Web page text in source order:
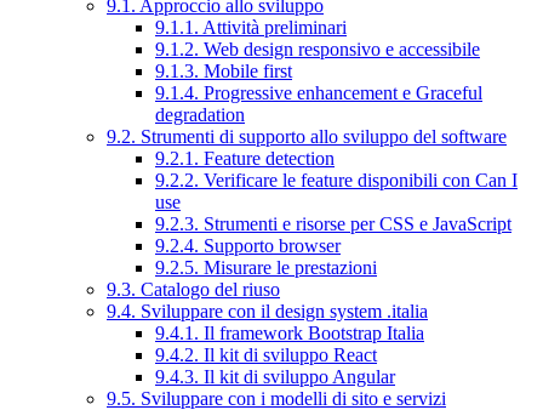
9.1. Approccio allo sviluppo
9.1.1. Attività preliminari
9.1.2. Web design responsivo e accessibile
9.1.3. Mobile first
9.1.4. Progressive enhancement e Graceful
degradation
9.2. Strumenti di supporto allo sviluppo del software
9.2.1. Feature detection
9.2.2. Verificare le feature disponibili con Can I
use
9.2.3. Strumenti e risorse per CSS e JavaScript
9.2.4. Supporto browser
9.2.5. Misurare le prestazioni
9.3. Catalogo del riuso
9.4. Sviluppare con il design system .italia
9.4.1. Il framework Bootstrap Italia
9.4.2. Il kit di sviluppo React
9.4.3. Il kit di sviluppo Angular
9.5. Sviluppare con i modelli di sito e servizi